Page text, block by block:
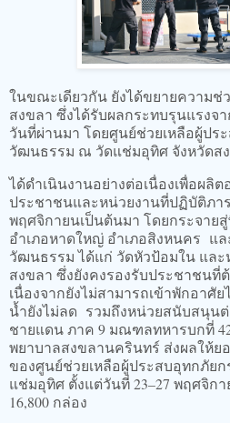
ในขณะเดียวกัน ยังได้ขยายความช่
สงขลา ซึ่งได้รับผลกระทบรุนแรง
วันที่ผ่านมา โดยศูนย์ช่วยเหลือผู้ปร
วัฒนธรรม ณ วัดแช่มอุทิศ จังหวัดส
ได้ดำเนินงานอย่างต่อเนื่องเพื่อผลิ
ประชาชนและหน่วยงานที่ปฏิบัติภา
พฤศจิกายนเป็นต้นมา โดยกระจาย
อำเภอหาดใหญ่ อำเภอสิงหนคร แ
วัฒนธรรม ได้แก่ วัดหัวป้อมใน แล
สงขลา ซึ่งยังคงรองรับประชาชนที่
เนื่องจากยังไม่สามารถเข้าพักอาศั
น้ำยังไม่ลด รวมถึงหน่วยสนับสนุนต่
ชายแดน ภาค 9 มณฑลทหารบกที่
พยาบาลสงขลานครินทร์ ส่งผลให้ย
ของศูนย์ช่วยเหลือผู้ประสบอุทกภัย
แช่มอุทิศ ตั้งแต่วันที่ 23–27 พฤศจิก
16,800 กล่อง